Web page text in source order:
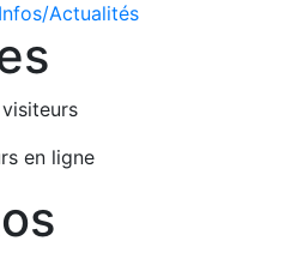
Actualités
en ligne